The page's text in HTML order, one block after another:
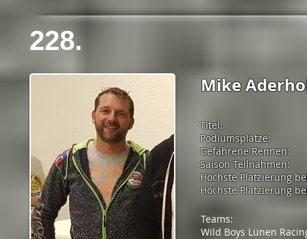
228.
Mike
Titel:
Podiumsplätze:
Gefahrene Rennen:
Saison Teilnahmen:
Höchste Platzierung
Höchste Platzierung
Teams:
Wild Boys Lünen